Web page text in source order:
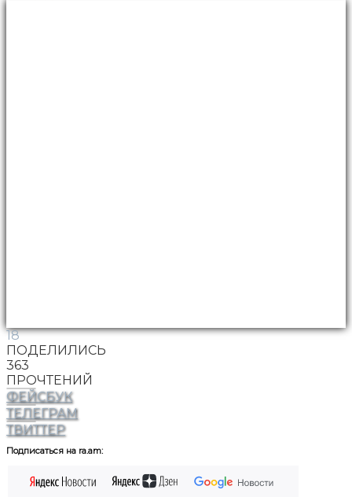
18
ПОДЕЛИЛИСЬ
363
ПРОЧТЕНИЙ
ФЕЙСБУК
ТЕЛЕГРАМ
ТВИТТЕР
Подписаться на ra.am: